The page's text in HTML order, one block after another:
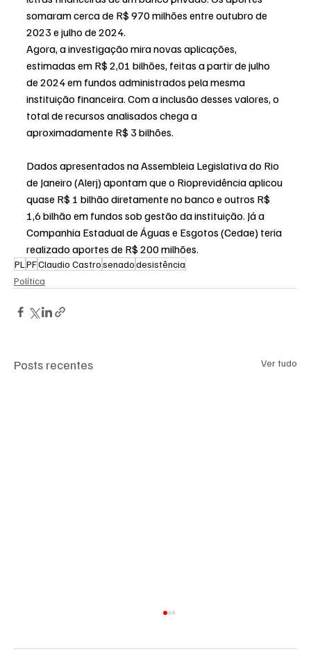
somaram cerca de R$ 970 milhões entre outubro de
2023 e julho de 2024.
Agora, a investigação mira novas aplicações,
estimadas em R$ 2,01 bilhões, feitas a partir de julho
de 2024 em fundos administrados pela mesma
instituição financeira. Com a inclusão desses valores, o
total de recursos analisados chega a
aproximadamente R$ 3 bilhões.
Dados apresentados na Assembleia Legislativa do Rio
de Janeiro (Alerj) apontam que o Rioprevidência aplicou
quase R$ 1 bilhão diretamente no banco e outros R$
1,6 bilhão em fundos sob gestão da instituição. Já a
Companhia Estadual de Águas e Esgotos (Cedae) teria
realizado aportes de R$ 200 milhões.
PL PFClaudio Castrosenadodesistência
Política
Posts recentes Ver tudo